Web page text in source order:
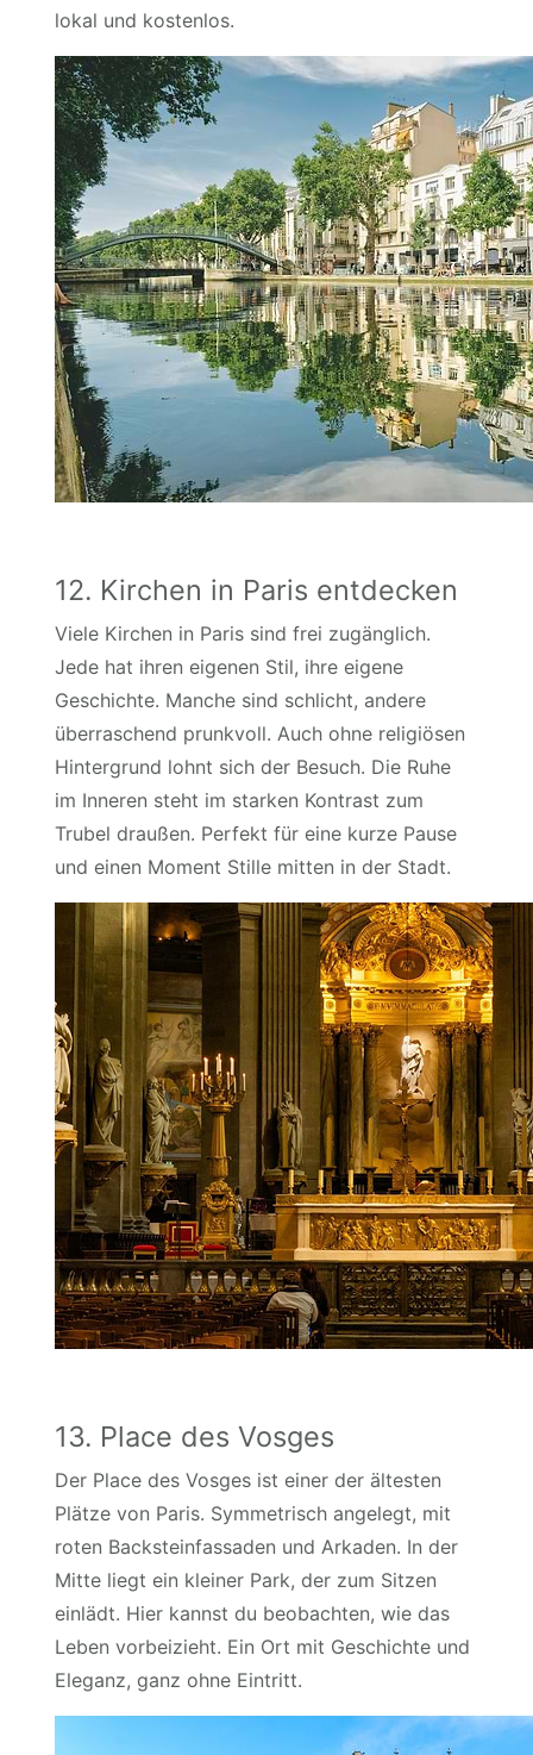
lokal und kostenlos.
12. Kirchen in Paris entdecken
Viele Kirchen in Paris sind frei zugänglich.
Jede hat ihren eigenen Stil, ihre eigene
Geschichte. Manche sind schlicht, andere
überraschend prunkvoll. Auch ohne religiösen
Hintergrund lohnt sich der Besuch. Die Ruhe
im Inneren steht im starken Kontrast zum
Trubel draußen. Perfekt für eine kurze Pause
und einen Moment Stille mitten in der Stadt.
13. Place des Vosges
Der Place des Vosges ist einer der ältesten
Plätze von Paris. Symmetrisch angelegt, mit
roten Backsteinfassaden und Arkaden. In der
Mitte liegt ein kleiner Park, der zum Sitzen
einlädt. Hier kannst du beobachten, wie das
Leben vorbeizieht. Ein Ort mit Geschichte und
Eleganz, ganz ohne Eintritt.